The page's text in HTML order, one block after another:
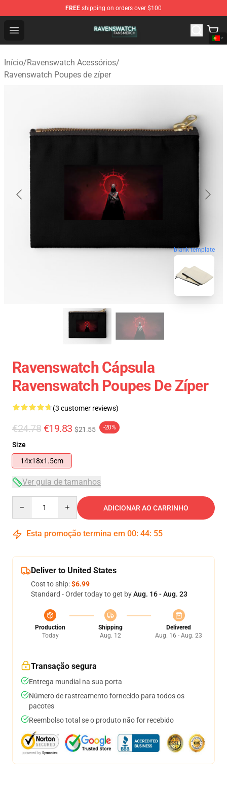
FREE shipping on orders over $100
Open menu
Ravenswatch Shop - Official Ravenswatch Merchandise
Início/Ravenswatch Acessórios/
Ravenswatch Poupes de zíper
blank template
Ravenswatch Cápsula
Ravenswatch Poupes De Zíper
(3 customer reviews)
€24.78 €19.83 $21.55 -20%
Size
14x18x1.5cm
Ver guia de tamanhos
ADICIONAR AO CARRINHO
Esta promoção termina em 00: 44: 54
Deliver to United States
Cost to ship:$6.99
Standard - Order today to get byAug. 16 - Aug. 23
Production
Today
Shipping
Aug. 12
Delivered
Aug. 16 - Aug. 23
Transação segura
Entrega mundial na sua porta
Número de rastreamento fornecido para todos os
pacotes
Reembolso total se o produto não for recebido